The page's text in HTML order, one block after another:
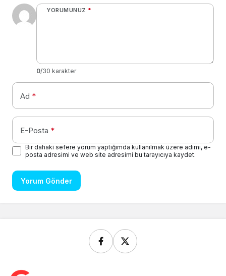
YORUMUNUZ *
0/30 karakter
Ad *
E-Posta *
Bir dahaki sefere yorum yaptığımda kullanılmak üzere adımı, e-
posta adresimi ve web site adresimi bu tarayıcıya kaydet.
Yorum Gönder